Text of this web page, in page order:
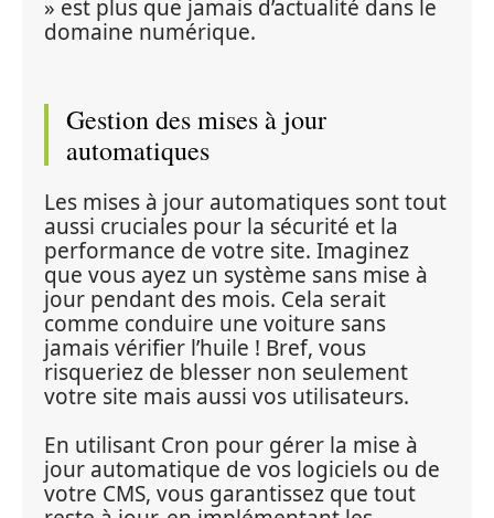
» est plus que jamais d’actualité dans le
domaine numérique.
Gestion des mises à jour
automatiques
Les mises à jour automatiques sont tout
aussi cruciales pour la sécurité et la
performance de votre site. Imaginez
que vous ayez un système sans mise à
jour pendant des mois. Cela serait
comme conduire une voiture sans
jamais vérifier l’huile ! Bref, vous
risqueriez de blesser non seulement
votre site mais aussi vos utilisateurs.
En utilisant Cron pour gérer la mise à
jour automatique de vos logiciels ou de
votre CMS, vous garantissez que tout